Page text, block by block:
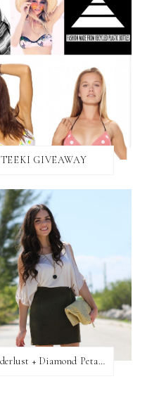
TEEKI GIVEAWAY
Wanderlust + Diamond Petal Giveaway